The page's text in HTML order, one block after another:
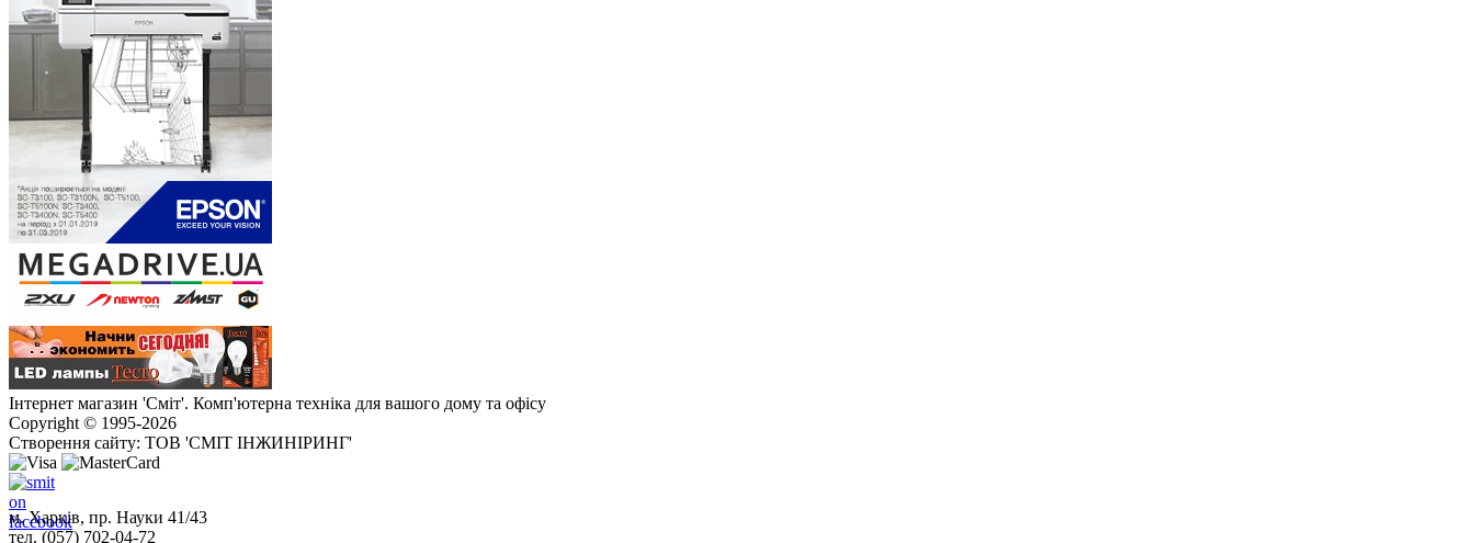
Інтернет магазин 'Сміт'. Комп'ютерна техніка для вашого дому та офісу
Copyright © 1995-2026
Створення сайту: ТОВ 'СМІТ ІНЖИНІРИНГ'
м. Харків, пр. Науки 41/43
тел. (057) 702-04-72